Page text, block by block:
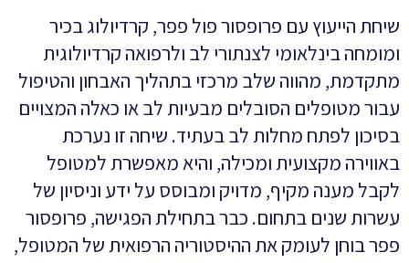
שיחת הייעוץ עם פרופסור פול פפר, קרדיולוג בכיר
ומומחה בינלאומי לצנתורי לב ולרפואה קרדיולוגית
מתקדמת, מהווה שלב מרכזי בתהליך האבחון והטיפול
עבור מטופלים הסובלים מבעיות לב או כאלה המצויים
בסיכון לפתח מחלות לב בעתיד. שיחה זו נערכת
באווירה מקצועית ומכילה, והיא מאפשרת למטופל
לקבל מענה מקיף, מדויק ומבוסס על ידע וניסיון של
עשרות שנים בתחום. כבר בתחילת הפגישה, פרופסור
פפר בוחן לעומק את ההיסטוריה הרפואית של המטופל,